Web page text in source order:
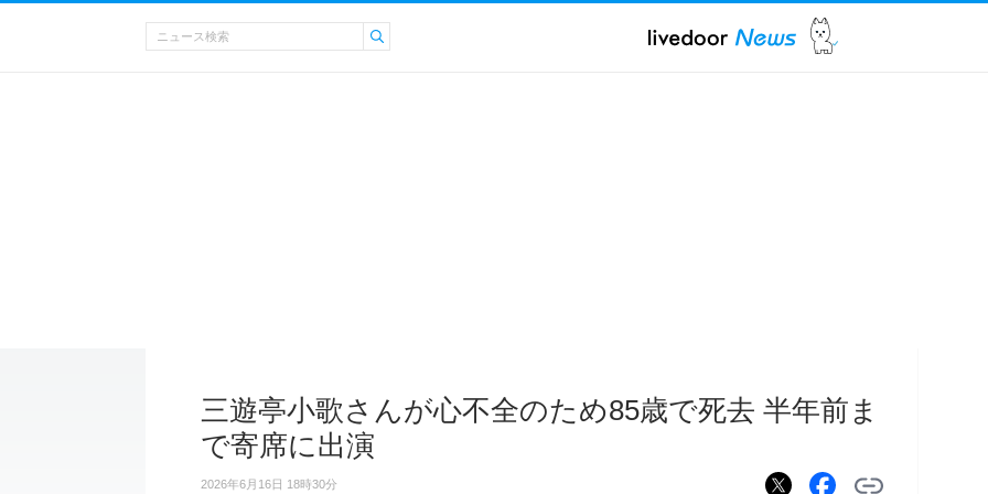
三遊亭小歌さんが心不全のため85歳で死去 半年前ま
で寄席に出演
2026年6月16日 18時30分